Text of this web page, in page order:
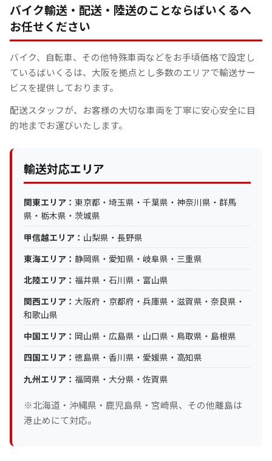
バイク輸送・配送・陸送のことならばいくるへ
お任せください
バイク、自転車、その他特殊車両などをお手頃価格で設定し
ているばいくるは、大阪を拠点とし多数のエリアで輸送サー
ビスを提供しております。
配送スタッフが、お客様の大切な車両を丁寧に安心安全に目
的地までお運びいたします。
輸送対応エリア
関東エリア：東京都・埼玉県・千葉県・神奈川県・群馬
県・栃木県・茨城県
甲信越エリア： 山梨県・長野県
東海エリア：静岡県・愛知県・岐阜県・三重県
北陸エリア：福井県・石川県・富山県
関西エリア： 大阪府・京都府・兵庫県・滋賀県・奈良県・
和歌山県
中国エリア： 岡山県・広島県・山口県・鳥取県・島根県
四国エリア：徳島県・香川県・愛媛県・高知県
九州エリア：福岡県・大分県・佐賀県
※北海道・沖縄県・鹿児島県・宮崎県、その他離島は
港止めにて対応。